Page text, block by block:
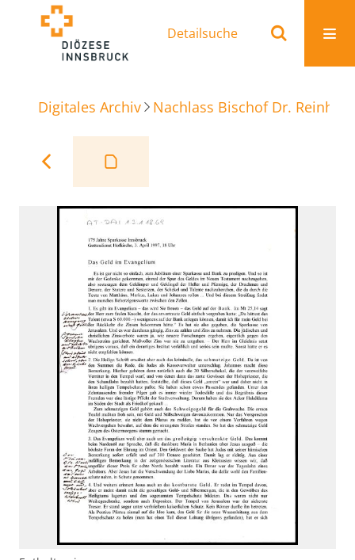
Detailsuche
Digitales Archiv Nachlass Bischof Dr.